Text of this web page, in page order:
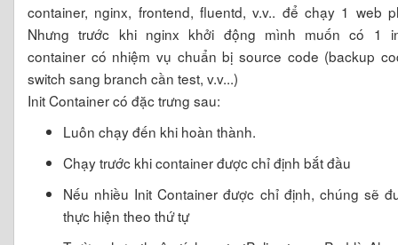
container, nginx, frontend, fluentd, v.v.. để chạy 1 web
Nhưng trước khi nginx khởi động mình muốn có 1
container có nhiệm vụ chuẩn bị source code (backup
switch sang branch cần test, v.v...)
Init Container có đặc trưng sau:
Luôn chạy đến khi hoàn thành.
Chạy trước khi container được chỉ định bắt đầu
Nếu nhiều Init Container được chỉ định, chúng sẽ
thực hiện theo thứ tự